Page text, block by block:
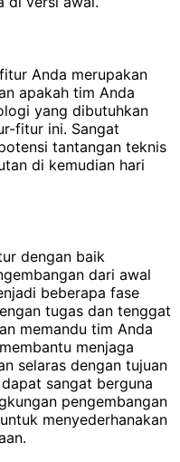
Anda merupakan
apakah tim Anda
yang dibutuhkan
fitur ini. Sangat
tantangan teknis
di kemudian hari
dengan baik
dari awal
beberapa fase
tugas dan tenggat
memandu tim Anda
menjaga
selaras dengan tujuan
sangat berguna
pengembangan
menyederhanakan